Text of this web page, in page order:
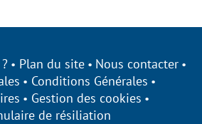
Plan du site
Nous contacter
Conditions Générales
Gestion des cookies
de résiliation